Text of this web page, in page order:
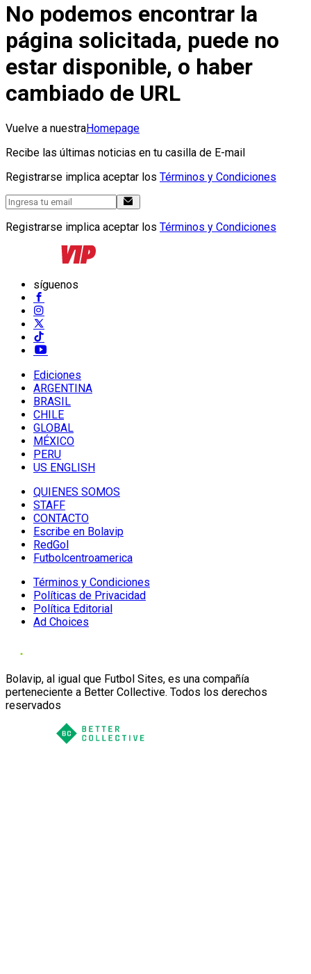
No podemos encontrar la
página solicitada, puede no
estar disponible, o haber
cambiado de URL
Vuelve a nuestraHomepage
Recibe las últimas noticias en tu casilla de E-mail
Registrarse implica aceptar los Términos y Condiciones
Registrarse implica aceptar los Términos y Condiciones
síguenos
Ediciones
ARGENTINA
BRASIL
CHILE
GLOBAL
MÉXICO
PERU
US ENGLISH
QUIENES SOMOS
STAFF
CONTACTO
Escribe en Bolavip
RedGol
Futbolcentroamerica
Términos y Condiciones
Políticas de Privacidad
Política Editorial
Ad Choices
Bolavip, al igual que Futbol Sites, es una compañía
perteneciente a Better Collective. Todos los derechos
reservados